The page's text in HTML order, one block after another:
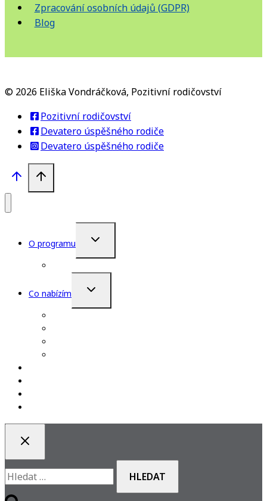
Zpracování osobních údajů (GDPR)
Blog
© 2026 Eliška Vondráčková, Pozitivní rodičovství
Pozitivní rodičovství
Devatero úspěšného rodiče
Devatero úspěšného rodiče
O programu
TOGGLE
Co nabízím
TOGGLE
Vyhledávání